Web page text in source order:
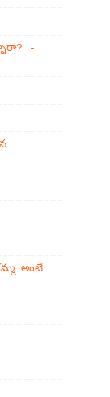
-
అంటే